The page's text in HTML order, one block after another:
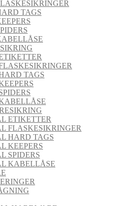
TAGS
TAGS
ETIKETTER
FLASKESIKRINGER
HARD TAGS
KEEPERS
SPIDERS
KABELLÅSE